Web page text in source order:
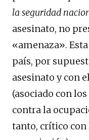
la seguridad
asesinato, no
«amenaza».
país, por
asesinato y con
(asociado con
contra la
tanto, crítico con